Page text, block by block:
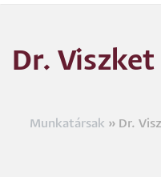
Dr.
Munkatársak Dr.